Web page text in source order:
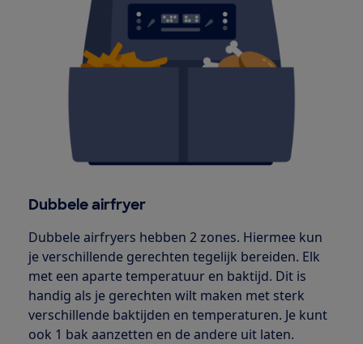
Dubbele airfryer
Dubbele airfryers hebben 2 zones. Hiermee kun
je verschillende gerechten tegelijk bereiden. Elk
met een aparte temperatuur en baktijd. Dit is
handig als je gerechten wilt maken met sterk
verschillende baktijden en temperaturen. Je kunt
ook 1 bak aanzetten en de andere uit laten.